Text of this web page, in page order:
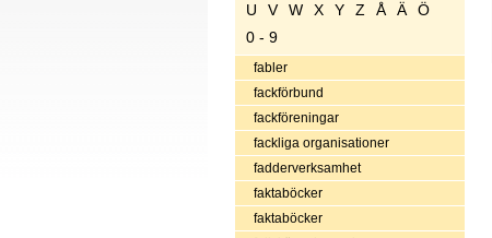
U
V W X Y Z Å Ä
Ö
0 - 9
fabler
fackförbund
fackföreningar
fackliga organisationer
fadderverksamhet
faktaböcker
faktaböcker